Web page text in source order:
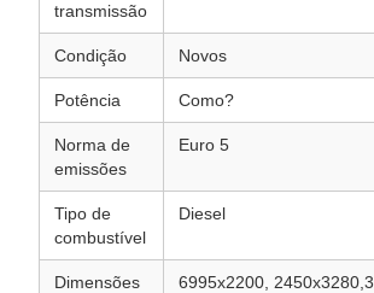
transmissão
Condição Novos
Potência Como?
Norma de
emissões
Euro 5
Tipo de
combustível
Diesel
Dimensões
6995x2200,